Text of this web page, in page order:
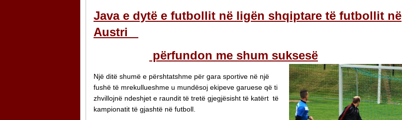
Java e dytë e futbollit në ligën shqiptare të futbollit në
Austri
përfundon me shum suksesë
Një ditë shumë e përshtatshme për gara sportive në një
fushë të mrekullueshme u mundësoj ekipeve garuese që ti
zhvillojnë ndeshjet e raundit të tretë gjegjësisht të katërt të
kampionatit të gjashtë në futboll.